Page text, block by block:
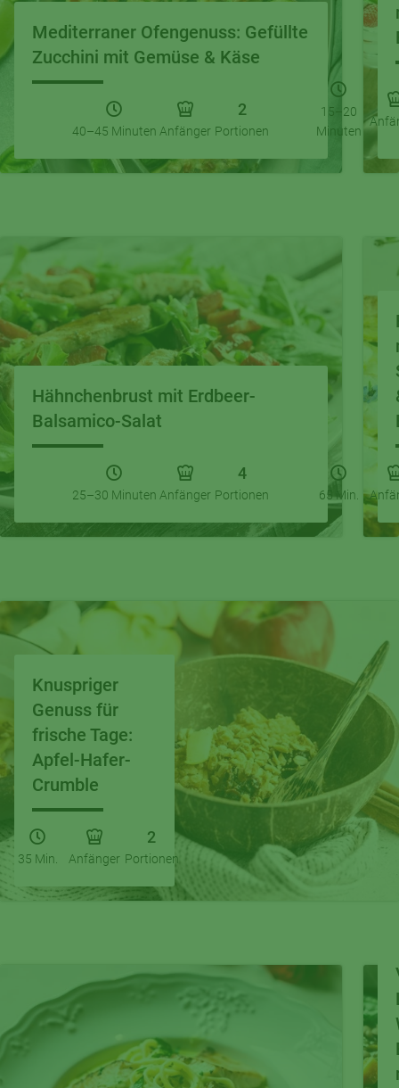
Mediterraner Ofengenuss: Gefüllte
Zucchini mit Gemüse & Käse
40–45 Minuten Anfänger
2
Portionen
15–20
Minuten
Hähnchenbrust mit Erdbeer-
Balsamico-Salat
25–30 Minuten Anfänger
4
Portionen 65 Min.
Knuspriger
Genuss für
frische Tage:
Apfel-Hafer-
Crumble
35 Min. Anfänger
2
Portionen